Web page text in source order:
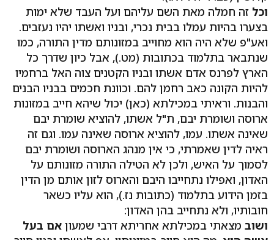
וכל זה חמלה מאת השם עליהם ועל העבד שלא ימות
בצערו בהיות עמלו בבית נכרי, ובניו ואשתו יהיו נעזבים.
ואע"פ שלא היה הוא מחוייב במזונותם מדין התורה, כמו
שנתבאר בתלמוד בכתובות (מט.), אבל כיון שדרך כל
הארץ לפרנס אדם אשתו ובניו הקטנים צוה האל ברחמיו
להיות הקונה כאב רחמן להם. וכוונת חכמים בבניו הבנים
והבנות. וראיתי במכילתא (כאן) יכול שיהא חייב במזונות
ארוסה ושומרת יבם, ת"ל אשתו, להוציא שומרת יבם
שאינה אשתו. עמו, להוציא ארוסה שאינה עמו. וגם זה
ראיה לדין שאמרתי, כי אין מנהג הארוסה ושומרת יבם
לסמוך על האיש, ולכן לא הטילה התורה מזונותם על
האדון, ואפילו נתחייבו היבם והארוס לזון אותם מן הדין
בזמן הידוע בתלמוד (כתובות נז.), הוא עליו כשאר
חובותיו, ולא נתחייב בהן האדון:
ושוב מצאתי במכילתא אחריתא דרבי שמעון אם בעל